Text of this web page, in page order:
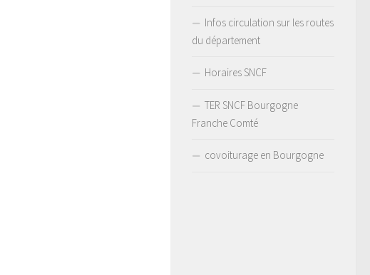
Infos circulation sur les routes
du département
Horaires SNCF
TER SNCF Bourgogne
Franche Comté
covoiturage en Bourgogne